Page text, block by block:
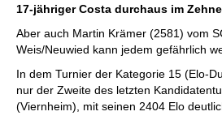
17-jähriger Costa durchaus im
Aber auch Martin Krämer (2581) vom
Weis/Neuwied kann jedem gefährlich
In dem Turnier der Kategorie 15 (Elo-
nur der Zweite des letzten
(Viernheim), mit seinen 2404 Elo